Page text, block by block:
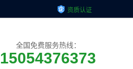
资质认证
全国免费服务热线：
15054376373